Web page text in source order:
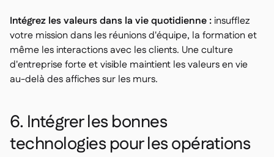
Intégrez les valeurs dans la vie quotidienne : insufflez
votre mission dans les réunions d'équipe, la formation et
même les interactions avec les clients. Une culture
d'entreprise forte et visible maintient les valeurs en vie
au-delà des affiches sur les murs.
6. Intégrer les bonnes
technologies pour les opérations